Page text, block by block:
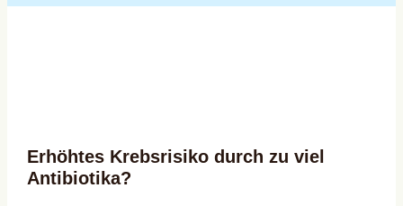
Erhöhtes Krebsrisiko durch zu viel
Antibiotika?